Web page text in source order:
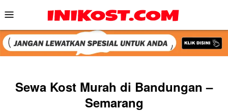
to
content
Mobile
Menu
Sewa Kost Murah di Bandungan –
Semarang